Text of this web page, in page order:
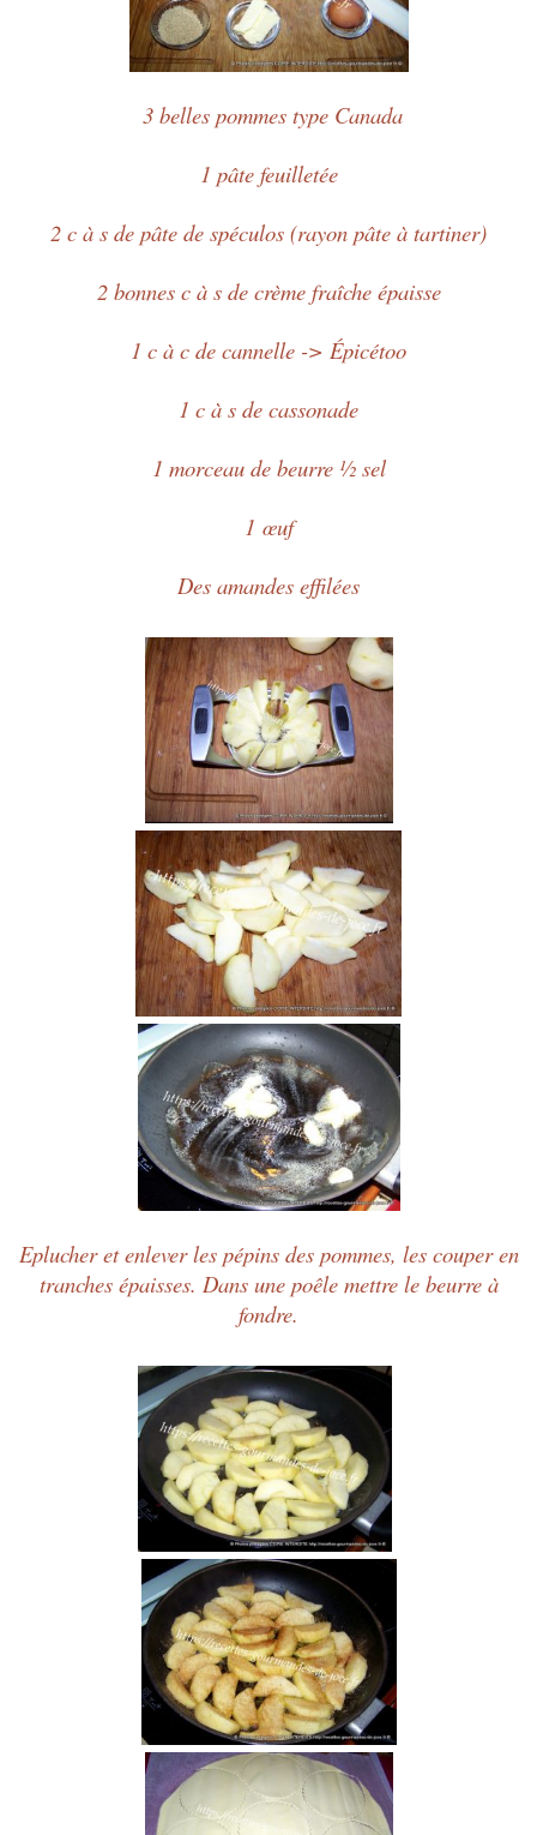
3 belles pommes type Canada
1 pâte feuilletée
2 c à s de pâte de spéculos (rayon pâte à tartiner)
2 bonnes c à s de crème fraîche épaisse
1 c à c de cannelle -> Épicétoo
1 c à s de cassonade
1 morceau de beurre ½ sel
1 œuf
Des amandes effilées
Eplucher et enlever les pépins des pommes, les couperen
tranches épaisses. Dans une poêle mettre le beurre à
fondre.